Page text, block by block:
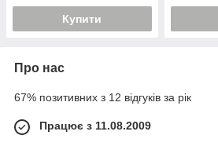
Купити
Про нас
67% позитивних з 12 відгуків за рік
Працює з 11.08.2009